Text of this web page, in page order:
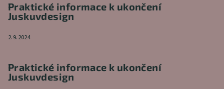
Praktické informace k ukončení
Juskuvdesign
2.9.2024
Praktické informace k ukončení
Juskuvdesign